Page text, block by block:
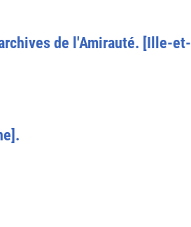
de l'Amirauté. [Ille-et-